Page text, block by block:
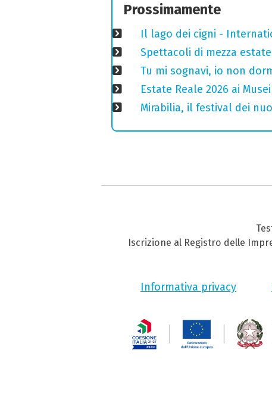
Prossimamente
Il lago dei cigni -
Spettacoli di mezza
Tu mi sognavi, io non
Estate Reale 2026 ai
Mirabilia, il festival dei
Iscrizione al Registro delle
Informativa privacy